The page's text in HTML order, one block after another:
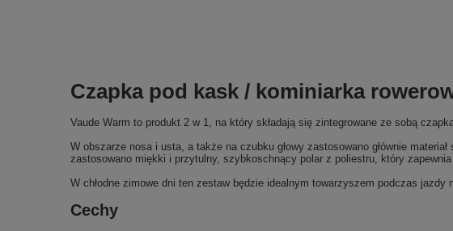
Czapka pod kask / kominiarka
Vaude Warm to produkt 2 w 1, na który składają się zintegrowane ze sobą
W obszarze nosa i usta, a także na czubku głowy zastosowano głównie
zastosowano miękki i przytulny, szybkoschnący polar z poliestru, który
W chłodne zimowe dni ten zestaw będzie idealnym towarzyszem podczas
Cechy